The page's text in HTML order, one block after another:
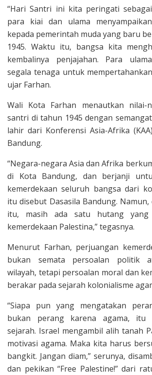
“Hari Santri ini kita peringati
para kiai dan ulama
kepada pemerintah muda yang baru
1945. Waktu itu, bangsa kita
kembalinya penjajahan. Para
segala tenaga untuk
ujar Farhan.
Wali Kota Farhan menautkan nilai-
santri di tahun 1945 dengan
lahir dari Konferensi Asia-Afrika
Bandung.
“Negara-negara Asia dan Afrika
di Kota Bandung, dan berjanji
kemerdekaan seluruh bangsa dari
itu disebut Dasasila Bandung.
itu, masih ada satu hutang yang
kemerdekaan Palestina,” tegasnya.
Menurut Farhan, perjuangan
bukan semata persoalan politik
wilayah, tetapi persoalan moral dan
berakar pada sejarah kolonialisme
“Siapa pun yang mengatakan
bukan perang karena agama, itu
sejarah. Israel mengambil alih tanah
motivasi agama. Maka kita harus
bangkit. Jangan diam,” serunya,
dan pekikan “Free Palestine!” dari